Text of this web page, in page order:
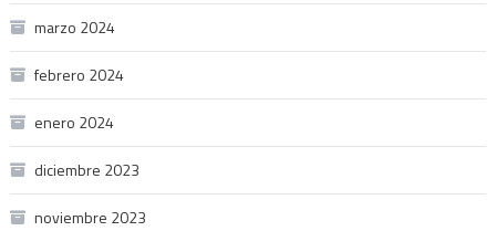
marzo 2024
febrero 2024
enero 2024
diciembre 2023
noviembre 2023